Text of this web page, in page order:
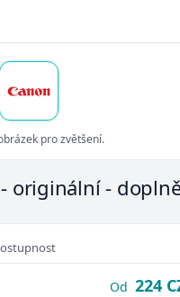
pro zvětšení.
- originální -
Od 224